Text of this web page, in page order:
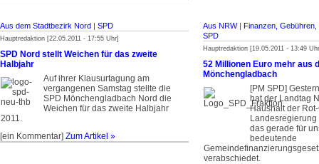
Aus dem Stadtbezirk Nord | SPD
Hauptredaktion [22.05.2011 - 17:55 Uhr]
SPD Nord stellt Weichen für das zweite
Halbjahr
Auf ihrer Klausurtagung am
vergangenen Samstag stellte die
SPD Mönchengladbach Nord die
Weichen für das zweite Halbjahr
2011.
[ein Kommentar] Zum Artikel »
Aus NRW| Finanzen, Gebühren,
SPD
Hauptredaktion [19.05.2011 - 13:49
52 Millionen Euro mehr aus
Mönchengladbach
[PM SPD]
hat der Landtag
Haushalt der
das gerade für
bedeutende
verabschiedet.